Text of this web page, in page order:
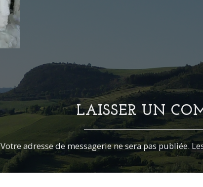
LAISSER UN
Votre adresse de messagerie ne sera pas publiée.